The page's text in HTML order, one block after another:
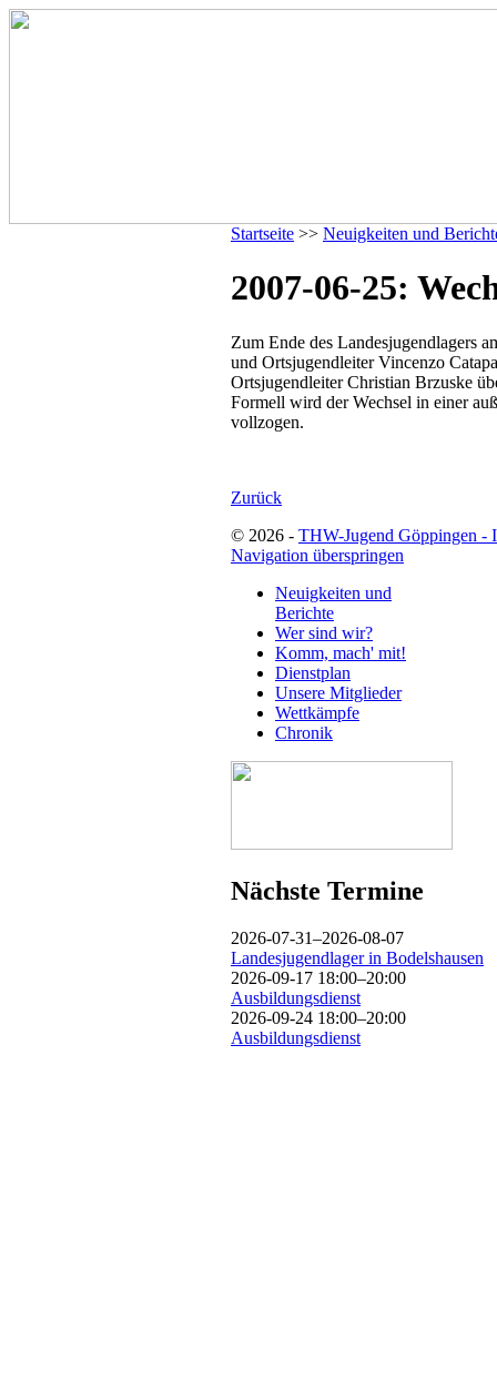
Startseite >> Neuigkeiten und
2007-06-25:
Zum Ende des Landesjugendlagers
und Ortsjugendleiter Vincenzo
Ortsjugendleiter Christian Brzuske
Formell wird der Wechsel in einer
vollzogen.
Zurück
© 2026 - THW-Jugend Göppingen -
Navigation überspringen
Neuigkeiten und
Berichte
Wer sind wir?
Komm, mach' mit!
Dienstplan
Unsere Mitglieder
Wettkämpfe
Chronik
Nächste Termine
2026-07-31–2026-08-07
Landesjugendlager in Bodelshausen
2026-09-17 18:00–20:00
Ausbildungsdienst
2026-09-24 18:00–20:00
Ausbildungsdienst